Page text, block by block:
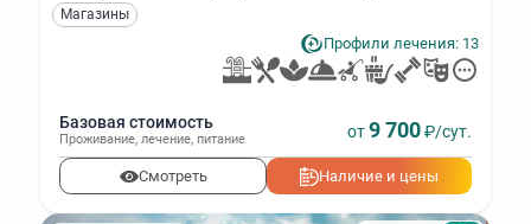
Магазины
Профили лечения: 13
Базовая стоимость
Проживание, лечение, питание от9 700₽/сут.
Смотреть Наличие и цены